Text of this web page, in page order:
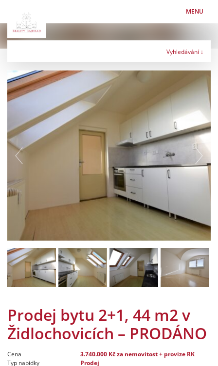
MENU
Vyhledávání ↓
Typ nabídky
Typ nemovitosti
Lokalita
Maximální cena
Prodej bytu 2+1, 44 m2 v
Židlochovicích – PRODÁNO
Cena 3.740.000 Kčza nemovitost + provize RK
Typ nabídky
Prodej